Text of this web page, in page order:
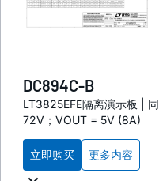
DC894C-B
LT3825EFE隔离演示板 |
72V；VOUT = 5V (8A)
立即购买 更多内容